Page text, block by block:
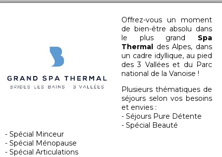
Offrez-vous un moment
de bien-être absolu dans
le plus grand Spa
Thermal des Alpes, dans
un cadre idyllique, au pied
des 3 Vallées et du Parc
national de la Vanoise !
Plusieurs thématiques de
séjours selon vos besoins
et envies :
- Séjours Pure Détente
- Spécial Beauté
- Spécial Minceur
- Spécial Ménopause
- Spécial Articulations